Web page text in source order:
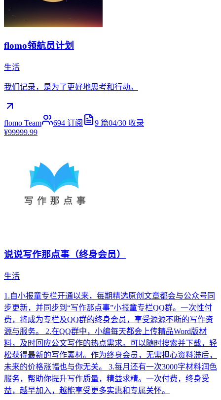
flomo领航员计划
生活
我们记录，是为了更好地思考和行动。
flomo Team 694 订阅 9 篇04/30 收录
¥99999.99
说说写作那点事（终身会员）
生活
1.自小报童专栏开通以来，每期精选原创文章都会与公众号同
步更新，并同步到“写作那点事”小报童专栏QQ群。一次性付
费，将成为专栏及QQ群的终身会员，享受源源不断的写作资
源与服务。 2.在QQ群中，小编每天都会上传精品Word版材
料，及时回应公文写作的热点需求。可以随时搜索并下载，轻
松获得最新的写作素材。作为终身会员，无需担心资料滞后，
未来的价格涨幅也与你无关。 3.每月还有一次3000字材料润色
服务，帮助你提升写作质量，精益求精。一次付费，终身受
益，越早加入，越能享受更多实惠和专属关怀。